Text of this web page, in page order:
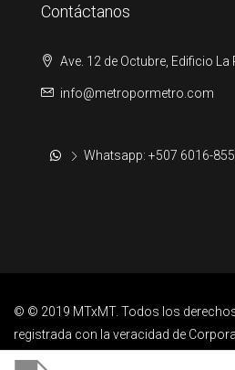
Contáctanos
Ave. 12 de Octubre, Edificio La
info@metropormetro.com
Whatsapp: +507 6016-
© © 2019 MTxMT. Todos los
registrada con la veracidad de